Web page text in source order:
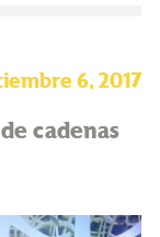
6, 2017
cadenas